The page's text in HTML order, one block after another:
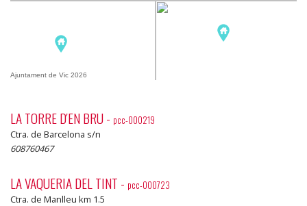
Ajuntament de Vic 2026
LA TORRE D'EN BRU- pcc-000219
Ctra. de Barcelona s/n
608760467
LA VAQUERIA DEL TINT - pcc-000723
Ctra. de Manlleu km 1.5